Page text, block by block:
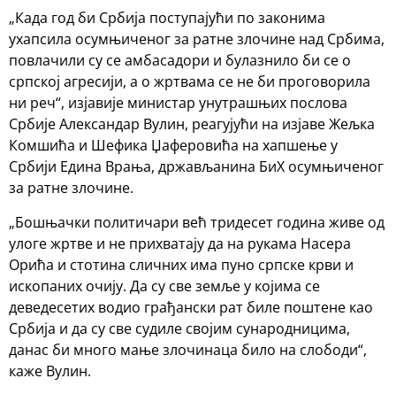
„Када год би Србија поступајући по законима
ухапсила осумњиченог за ратне злочине над Србима,
повлачили су се амбасадори и булазнило би се о
српској агресији, а о жртвама се не би проговорила
ни реч“, изјавије министар унутрашњих послова
Србије Александар Вулин, реагујући на изјаве Жељка
Комшића и Шефика Џаферовића на хапшење у
Србији Едина Врања, држављанина БиХ осумњиченог
за ратне злочине.
„Бошњачки политичари већ тридесет година живе од
улоге жртве и не прихватају да на рукама Насера
Орића и стотина сличних има пуно српске крви и
ископаних очију. Да су све земље у којима се
деведесетих водио грађански рат биле поштене као
Србија и да су све судиле својим сународницима,
данас би много мање злочинаца било на слободи“,
каже Вулин.